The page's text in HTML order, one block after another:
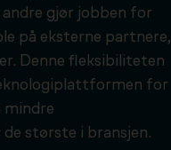
gjør jobben for
på eksterne partnere,
Denne fleksibiliteten
for
mindre
største i bransjen.